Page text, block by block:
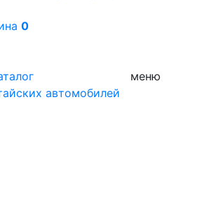
0
автомобилей
меню